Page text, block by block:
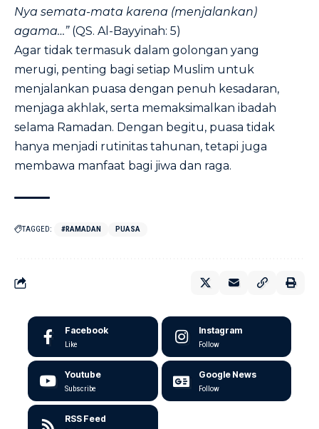
Nya semata-mata karena (menjalankan)
agama…”(QS. Al-Bayyinah: 5)
Agar tidak termasuk dalam golongan yang
merugi, penting bagi setiap Muslim untuk
menjalankan puasa dengan penuh kesadaran,
menjaga akhlak, serta memaksimalkan ibadah
selama Ramadan. Dengan begitu, puasa tidak
hanya menjadi rutinitas tahunan, tetapi juga
membawa manfaat bagi jiwa dan raga.
TAGGED: #RAMADAN PUASA
Facebook
Like
Instagram
Follow
Youtube
Subscribe
Google News
Follow
RSS Feed